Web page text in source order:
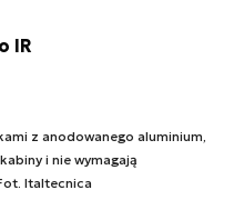
IR
z anodowanego aluminium,
i nie wymagają
Italtecnica